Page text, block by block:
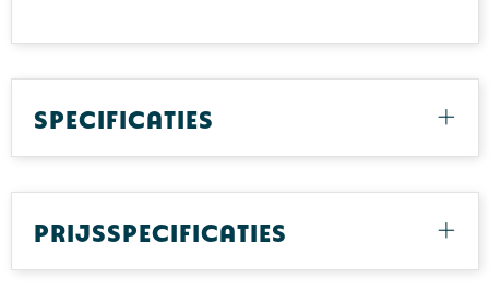
Specificaties
Prijsspecificaties